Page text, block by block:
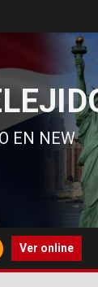
EN NEW
Ver online